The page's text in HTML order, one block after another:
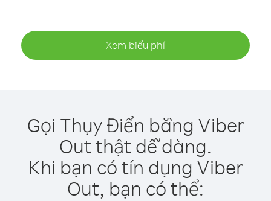
Xem biểu phí
Gọi Thụy Điển bằng Viber
Out thật dễ dàng.
Khi bạn có tín dụng Viber
Out, bạn có thể: